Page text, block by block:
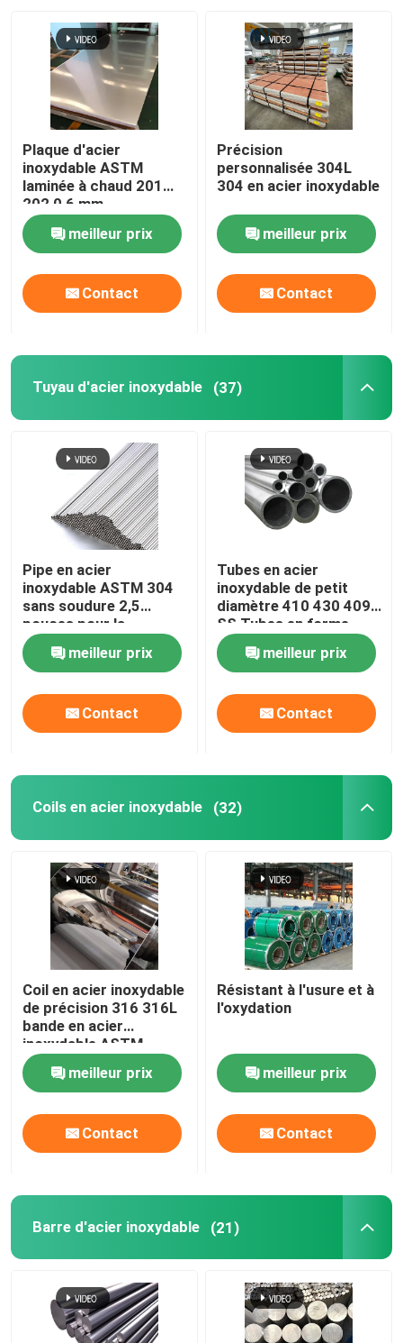
A propos de nous
Visite d'usine
Contrôle de la qualité
Contact
nouvelles
Demande de soumission
Plaque en acier inoxydable
Tuyau d'acier inoxydable
Coils en acier inoxydable
Barre d'acier inoxydable
Alliage de nickel
Alliage d'Inconel
Alliage de titane
Plat en aluminium de feuille
Bobine en aluminium
Rod rond en aluminium
tube rond en aluminium
Barre ronde de cuivre
Plaque d'acier
inoxydable ASTM
laminée à chaud 201
202 0,6 mm
d'épaisseur 2b Plaque
d'acier inoxydable finie
meilleur prix
Contact
Précision
personnalisée 304L
304 en acier inoxydable
meilleur prix
Contact
Tuyau d'acier inoxydable (37)
Pipe en acier
inoxydable ASTM 304
sans soudure 2,5
pouces pour la
construction / la
décorationmeilleur prix
Contact
Tubes en acier
inoxydable de petit
diamètre 410 430 409
SS Tubes en forme
spéciale
meilleur prix
Contact
Coils en acier inoxydable (32)
Coil en acier inoxydable
de précision 316 316L
bande en acier
inoxydable ASTM
laminée à froid
meilleur prix
Contact
Résistant à l'usure et à
l'oxydation
meilleur prix
Contact
Barre d'acier inoxydable (21)